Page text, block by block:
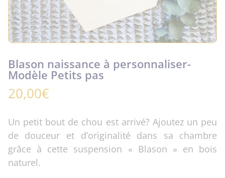
Blason naissance à personnaliser-
Modèle Petits pas
20,00€
Un petit bout de chou est arrivé? Ajoutez un peu
de douceur et d’originalité dans sa chambre
grâce à cette suspension « Blason » en bois
naturel.